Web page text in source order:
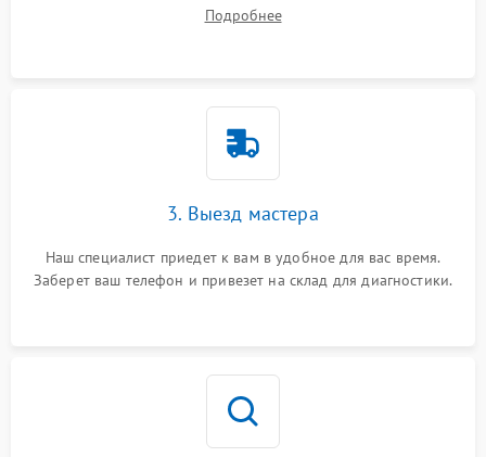
Подробнее
3. Выезд мастера
Наш специалист приедет к вам в удобное для вас время.
Заберет ваш телефон и привезет на склад для диагностики.